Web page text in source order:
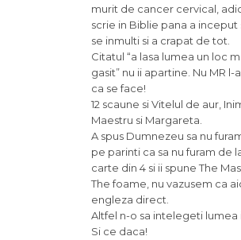
murit de cancer cervical,
scrie in Biblie pana a inceput
se inmulti si a crapat de tot.
Citatul “a lasa lumea un loc
gasit” nu ii apartine. Nu MR l-
ca se face!
12 scaune si Vitelul de aur,
Maestru si Margareta.
A spus Dumnezeu sa nu
pe parinti ca sa nu furam de
carte din 4 si ii spune The
The foame, nu vazusem ca
engleza direct.
Altfel n-o sa intelegeti lumea
Si ce daca!